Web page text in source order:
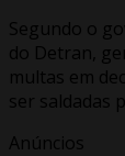
Segundo o
do Detran,
multas em
ser saldadas
Anúncios